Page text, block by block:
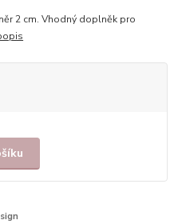
2 cm. Vhodný doplněk pro